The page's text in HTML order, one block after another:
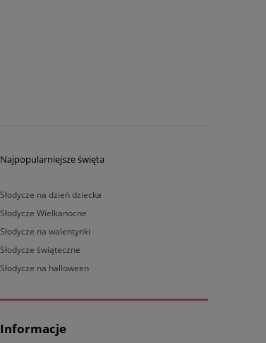
Najpopularniejsze święta
Słodycze na dzień dziecka
Słodycze Wielkanocne
Słodycze na walentynki
Słodycze świąteczne
Słodycze na halloween
Informacje